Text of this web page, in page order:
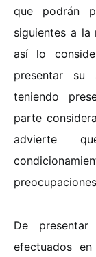
que podrán
siguientes a
así lo
presentar su
teniendo
parte
advierte
De
efectuados